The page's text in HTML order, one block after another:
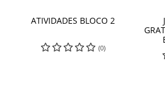
ATIVIDADES BLOCO 2
(0)